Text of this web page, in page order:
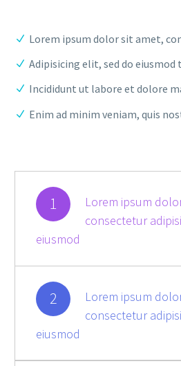
Lorem ipsum dolor sit amet,
Adipisicing elit, sed do eiusmod
Incididunt ut labore et dolore
Enim ad minim veniam, quis
1
Lorem ipsum
consectetur
eiusmod
2
Lorem ipsum
consectetur
eiusmod